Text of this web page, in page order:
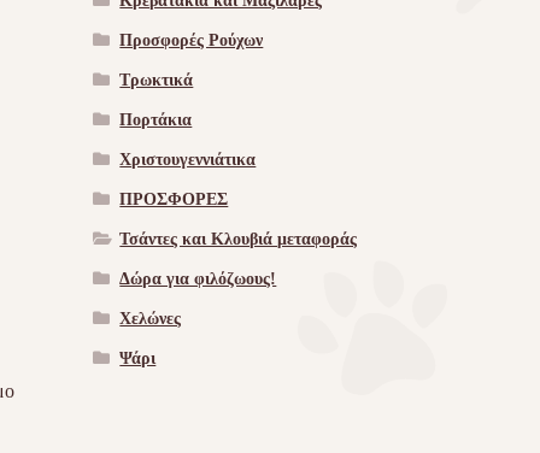
Προσφορές Ρούχων
Τρωκτικά
Πορτάκια
Χριστουγεννιάτικα
ΠΡΟΣΦΟΡΕΣ
Τσάντες και Κλουβιά μεταφοράς
Δώρα για φιλόζωους!
Χελώνες
Ψάρι